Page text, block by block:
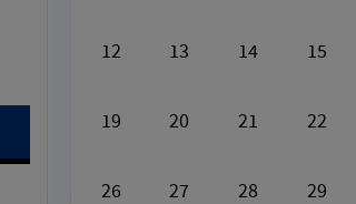
12 13 14 15
19 20 21 22
26 27 28 29